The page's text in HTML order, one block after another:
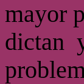
mayor
dictan